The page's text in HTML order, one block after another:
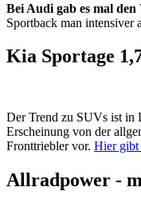
Bei Audi gab es mal
Sportback man intensiver
Kia Sportage
Der Trend zu SUVs ist in
Erscheinung von der
Fronttriebler vor. Hier gibt
Allradpower -